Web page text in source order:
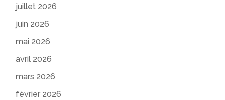
juillet 2026
juin 2026
mai 2026
avril 2026
mars 2026
février 2026